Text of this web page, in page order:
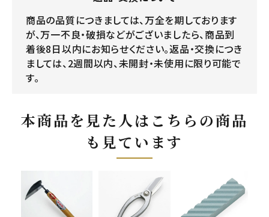
商品の品質につきましては、万全を期しております
が、万一不良・破損などがございましたら、商品到
着後8日以内にお知らせください。返品・交換につき
ましては、2週間以内、未開封・未使用に限り可能で
す。
本商品を見た人はこちらの商品
も見ています